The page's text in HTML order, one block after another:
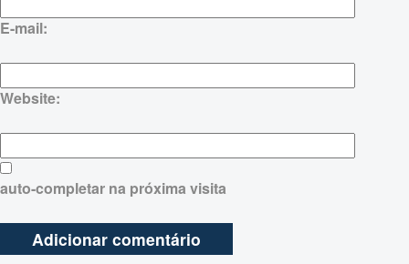
E-mail:
Website:
auto-completar na próxima visita